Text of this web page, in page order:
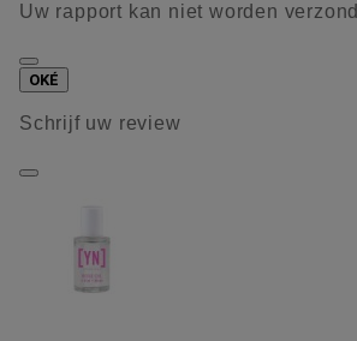
Uw rapport kan niet worden
OKÉ
Schrijf uw review